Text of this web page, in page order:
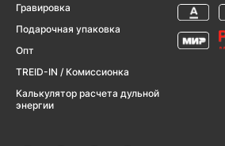
Гравировка
Подарочная упаковка
Опт
TREID-IN / Комиссионка
Калькулятор расчета дульной
энергии